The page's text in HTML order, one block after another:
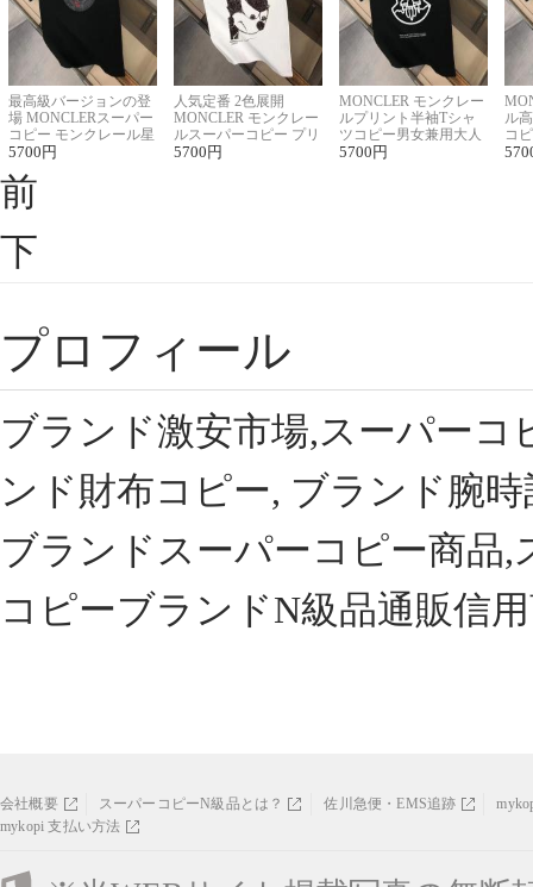
最高級バージョンの登
場 MONCLERスーパー
コピー モンクレール星
座半袖Tシャツ
5700 円
人気定番 2色展開
MONCLER モンクレー
ルスーパーコピー プリ
ント半袖Tシャツ
5700 円
MONCLER モンクレー
ルプリント半袖Tシャ
ツコピー男女兼用大人
可愛い春夏コーデ
5700 円
ル
コ
ィ
前
下
プロフィール
ブランド激安市場,スーパー
ンド財布コピー, ブランド腕
ブランドスーパーコピー商品
コピーブランドN級品通販信
会社概要 スーパーコピーN級品とは？ 佐川急便・EMS追跡
mykopi 支払い方法